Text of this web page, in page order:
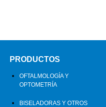
PRODUCTOS
OFTALMOLOGÍA Y
OPTOMETRÍA
BISELADORAS Y OTROS